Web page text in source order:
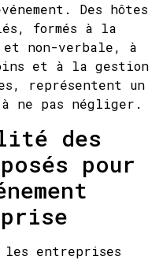
Des hôtes
formés à la
et non-verbale, à
et à la gestion
représentent un
ne pas négliger.
des
pour
les entreprises